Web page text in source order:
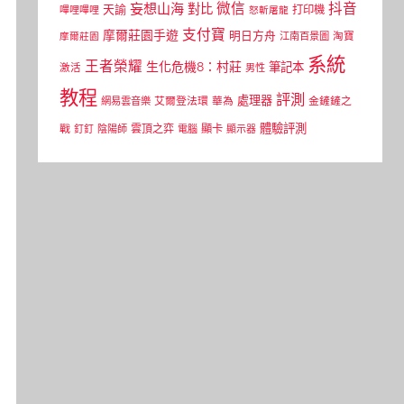
嗶哩嗶哩 天諭 妄想山海 對比 微信 怒斬屠龍 打印機 抖音
摩爾莊園 摩爾莊園手遊 支付寶 明日方舟 江南百景圖 淘寶
激活 王者榮耀 生化危機8：村莊 男性 筆記本 系統
教程 網易雲音樂 艾爾登法環 華為 處理器 評測 金鏟鏟之
戰 釘釘 陰陽師 雲頂之弈 電腦 顯卡 顯示器 體驗評測